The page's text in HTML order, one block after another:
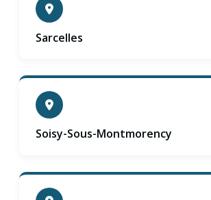
Sarcelles
Soisy-Sous-Montmorency